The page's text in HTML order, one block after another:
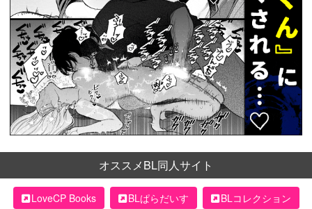
オススメBL同人サイト
LoveCP Books BLぱらだいす
BLコレクション